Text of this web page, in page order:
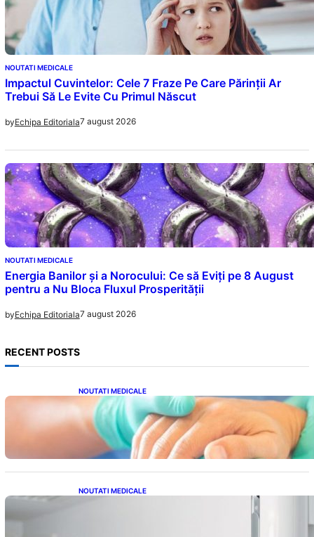
NOUTATI MEDICALE
Impactul Cuvintelor: Cele 7 Fraze Pe Care Părinții Ar
Trebui Să Le Evite Cu Primul Născut
byEchipa Editoriala7 august 2026
NOUTATI MEDICALE
Energia Banilor și a Norocului: Ce să Eviți pe 8 August
pentru a Nu Bloca Fluxul Prosperității
byEchipa Editoriala7 august 2026
RECENT POSTS
NOUTATI MEDICALE
Ghid complet pentru operația gratuită a
mâinii în sistemul public de sănătate: pași,
avantaje și recuperare
NOUTATI MEDICALE
Siguranța Detectorilor de Mișcare: Ce
Trebuie Să Știi Despre Tehnologia de